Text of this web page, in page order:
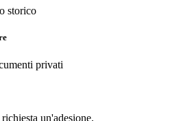
storico
privati
un'adesione.